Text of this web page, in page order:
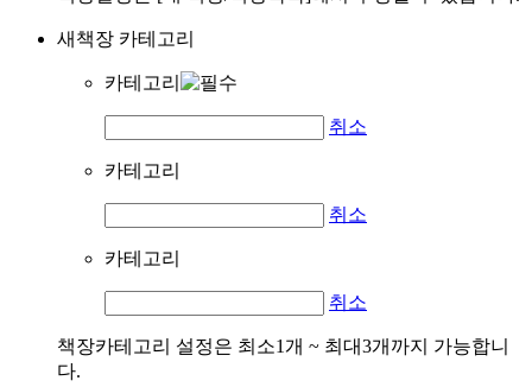
새책장 카테고리
카테고리
취소
카테고리
취소
카테고리
취소
책장카테고리 설정은 최소1개 ~ 최대3개까지 가능합니
다.